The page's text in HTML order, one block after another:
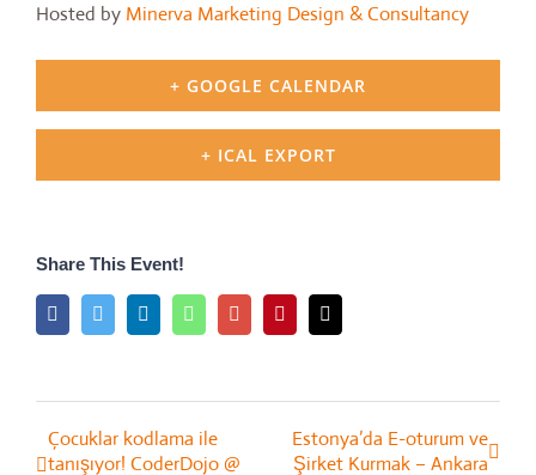
Hosted by Minerva Marketing Design & Consultancy
+ GOOGLE CALENDAR
+ ICAL EXPORT
Share This Event!
FacebookTwitter LinkedInWhatsappGoogle+Pinterest
Event
Navigation
Çocuklar kodlama ile
tanışıyor! CoderDojo @
Estonya’da E-oturum ve
Şirket Kurmak – Ankara